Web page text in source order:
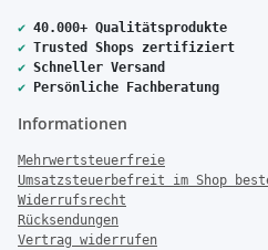
✔ 40.000+ Qualitätsprodukte
✔ Trusted Shops zertifiziert
✔ Schneller Versand
✔ Persönliche Fachberatung
Informationen
Mehrwertsteuerfreie
Umsatzsteuerbefreit im Shop
Widerrufsrecht
Rücksendungen
Vertrag widerrufen